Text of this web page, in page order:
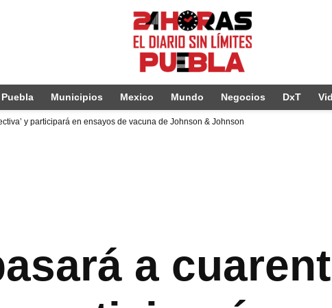
Puebla Municipios Mexico Mundo Negocios DxT
y participará en ensayos de vacuna de Johnson & Johnson
a